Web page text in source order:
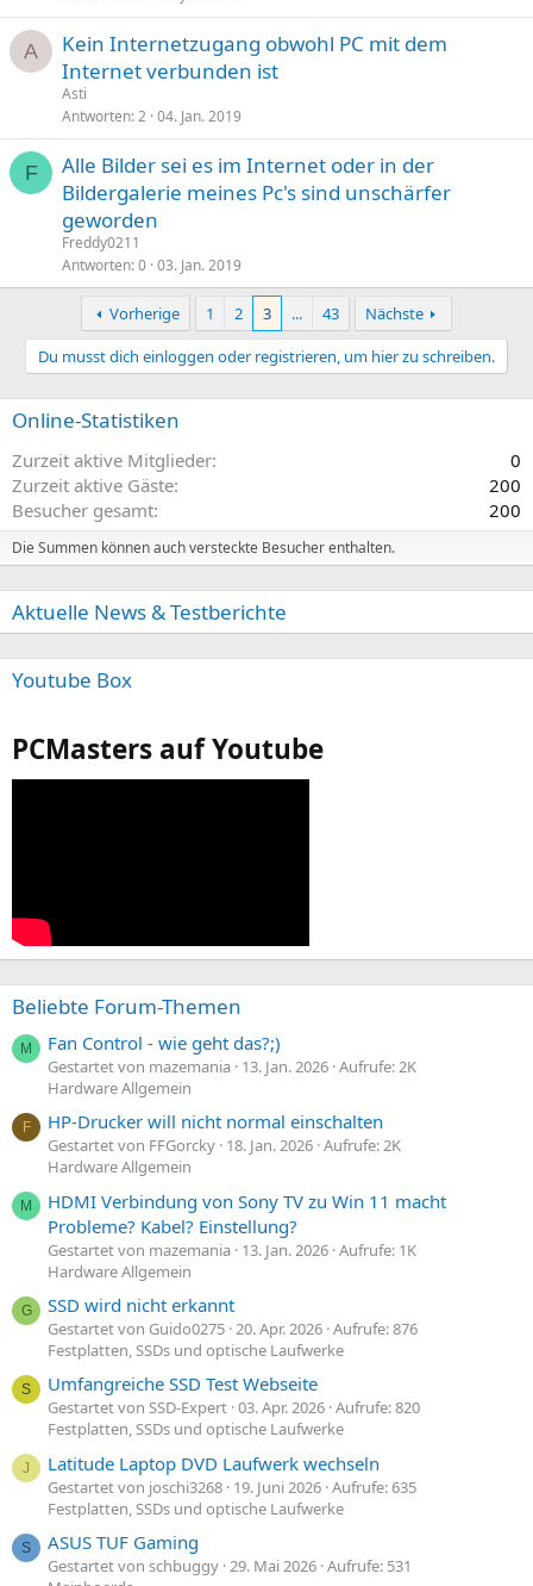
A
Kein Internetzugang obwohl PC mit dem
Internet verbunden ist
Asti
Antworten 2 04. Jan. 2019
F
Alle Bilder sei es im Internet oder in der
Bildergalerie meines Pc's sind unschärfer
geworden
Freddy0211
Antworten 0 03. Jan. 2019
Vorherige 1 2 3 ... 43
Nächste
Du musst dich einloggen oder registrieren, um hier zu schreiben.
Online-Statistiken
Zurzeit aktive Mitglieder
0
Zurzeit aktive Gäste
200
Besucher gesamt
200
Die Summen können auch versteckte Besucher enthalten.
Aktuelle News & Testberichte
Youtube Box
PCMasters auf Youtube
Beliebte Forum-Themen
M Fan Control - wie geht das?;)
Gestartet von mazemania 13. Jan. 2026 Aufrufe: 2K
Hardware Allgemein
F HP-Drucker will nicht normal einschalten
Gestartet von FFGorcky 18. Jan. 2026 Aufrufe: 2K
Hardware Allgemein
M
HDMI Verbindung von Sony TV zu Win 11 macht
Probleme? Kabel? Einstellung?
Gestartet von mazemania 13. Jan. 2026 Aufrufe: 1K
Hardware Allgemein
G SSD wird nicht erkannt
Gestartet von Guido0275 20. Apr. 2026 Aufrufe: 876
Festplatten, SSDs und optische Laufwerke
S Umfangreiche SSD Test Webseite
Gestartet von SSD-Expert 03. Apr. 2026 Aufrufe: 820
Festplatten, SSDs und optische Laufwerke
J Latitude Laptop DVD Laufwerk wechseln
Gestartet von joschi3268 19. Juni 2026 Aufrufe: 635
Festplatten, SSDs und optische Laufwerke
S ASUS TUF Gaming
Gestartet von schbuggy 29. Mai 2026 Aufrufe: 531